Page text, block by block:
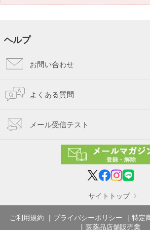
ヘルプ
お問い合わせ
よくある質問
メール受信テスト
サイトトップ
ご利用規約 プライバシーポリシー
特定
医薬品店舗販売業